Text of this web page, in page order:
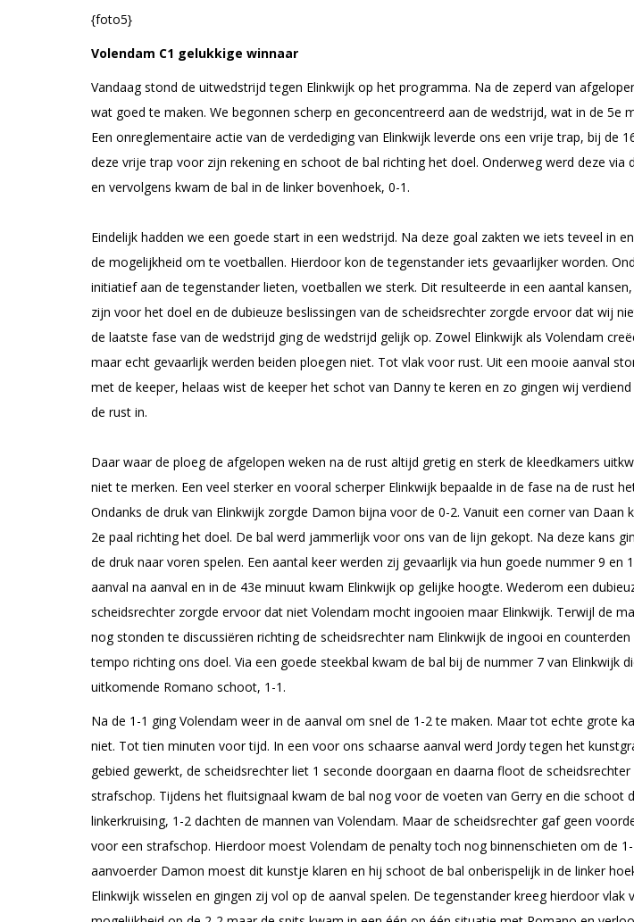
{foto5}
Volendam C1 gelukkige winnaar
Vandaag stond de uitwedstrijd tegen Elinkwijk op het programma. Na de zeperd van
wat goed te maken. We begonnen scherp en geconcentreerd aan de wedstrijd, wat in de 5e
Een onreglementaire actie van de verdediging van Elinkwijk leverde ons een vrije trap, bij de
deze vrije trap voor zijn rekening en schoot de bal richting het doel. Onderweg werd deze via
en vervolgens kwam de bal in de linker bovenhoek, 0-1.
Eindelijk hadden we een goede start in een wedstrijd. Na deze goal zakten we iets teveel in
de mogelijkheid om te voetballen. Hierdoor kon de tegenstander iets gevaarlijker worden.
initiatief aan de tegenstander lieten, voetballen we sterk. Dit resulteerde in een aantal
zijn voor het doel en de dubieuze beslissingen van de scheidsrechter zorgde ervoor dat wij
de laatste fase van de wedstrijd ging de wedstrijd gelijk op. Zowel Elinkwijk als Volendam
maar echt gevaarlijk werden beiden ploegen niet. Tot vlak voor rust. Uit een mooie aanval
met de keeper, helaas wist de keeper het schot van Danny te keren en zo gingen wij
de rust in.
Daar waar de ploeg de afgelopen weken na de rust altijd gretig en sterk de kleedkamers
niet te merken. Een veel sterker en vooral scherper Elinkwijk bepaalde in de fase na de rust
Ondanks de druk van Elinkwijk zorgde Damon bijna voor de 0-2. Vanuit een corner van Daan
2e paal richting het doel. De bal werd jammerlijk voor ons van de lijn gekopt. Na deze kans
de druk naar voren spelen. Een aantal keer werden zij gevaarlijk via hun goede nummer 9 en
aanval na aanval en in de 43e minuut kwam Elinkwijk op gelijke hoogte. Wederom een
scheidsrechter zorgde ervoor dat niet Volendam mocht ingooien maar Elinkwijk. Terwijl de
nog stonden te discussiëren richting de scheidsrechter nam Elinkwijk de ingooi en
tempo richting ons doel. Via een goede steekbal kwam de bal bij de nummer 7 van Elinkwijk
uitkomende Romano schoot, 1-1.
Na de 1-1 ging Volendam weer in de aanval om snel de 1-2 te maken. Maar tot echte grote
niet. Tot tien minuten voor tijd. In een voor ons schaarse aanval werd Jordy tegen het
gebied gewerkt, de scheidsrechter liet 1 seconde doorgaan en daarna floot de
strafschop. Tijdens het fluitsignaal kwam de bal nog voor de voeten van Gerry en die schoot
linkerkruising, 1-2 dachten de mannen van Volendam. Maar de scheidsrechter gaf geen
voor een strafschop. Hierdoor moest Volendam de penalty toch nog binnenschieten om de
aanvoerder Damon moest dit kunstje klaren en hij schoot de bal onberispelijk in de linker
Elinkwijk wisselen en gingen zij vol op de aanval spelen. De tegenstander kreeg hierdoor vlak